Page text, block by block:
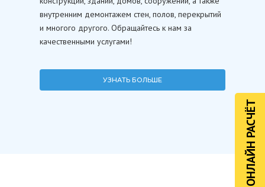
ОНЛАЙН РАСЧЁТ
внутренним демонтажем стен, полов, перекрытий
и многого другого. Обращайтесь к нам за
качественными услугами!
УЗНАТЬ БОЛЬШЕ